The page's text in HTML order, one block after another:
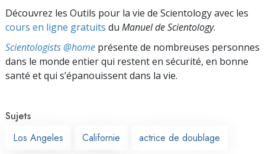
Découvrez les Outils pour la vie de Scientology avec les
cours en ligne gratuits du Manuel de Scientology.
Scientologists @home présente de nombreuses personnes
dans le monde entier qui restent en sécurité, en bonne
santé et qui s’épanouissent dans la vie.
Sujets
Los Angeles
Californie actrice de doublage